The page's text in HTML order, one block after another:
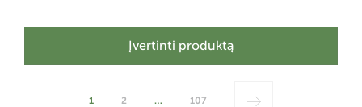
Įvertinti produktą
1 2 … 107